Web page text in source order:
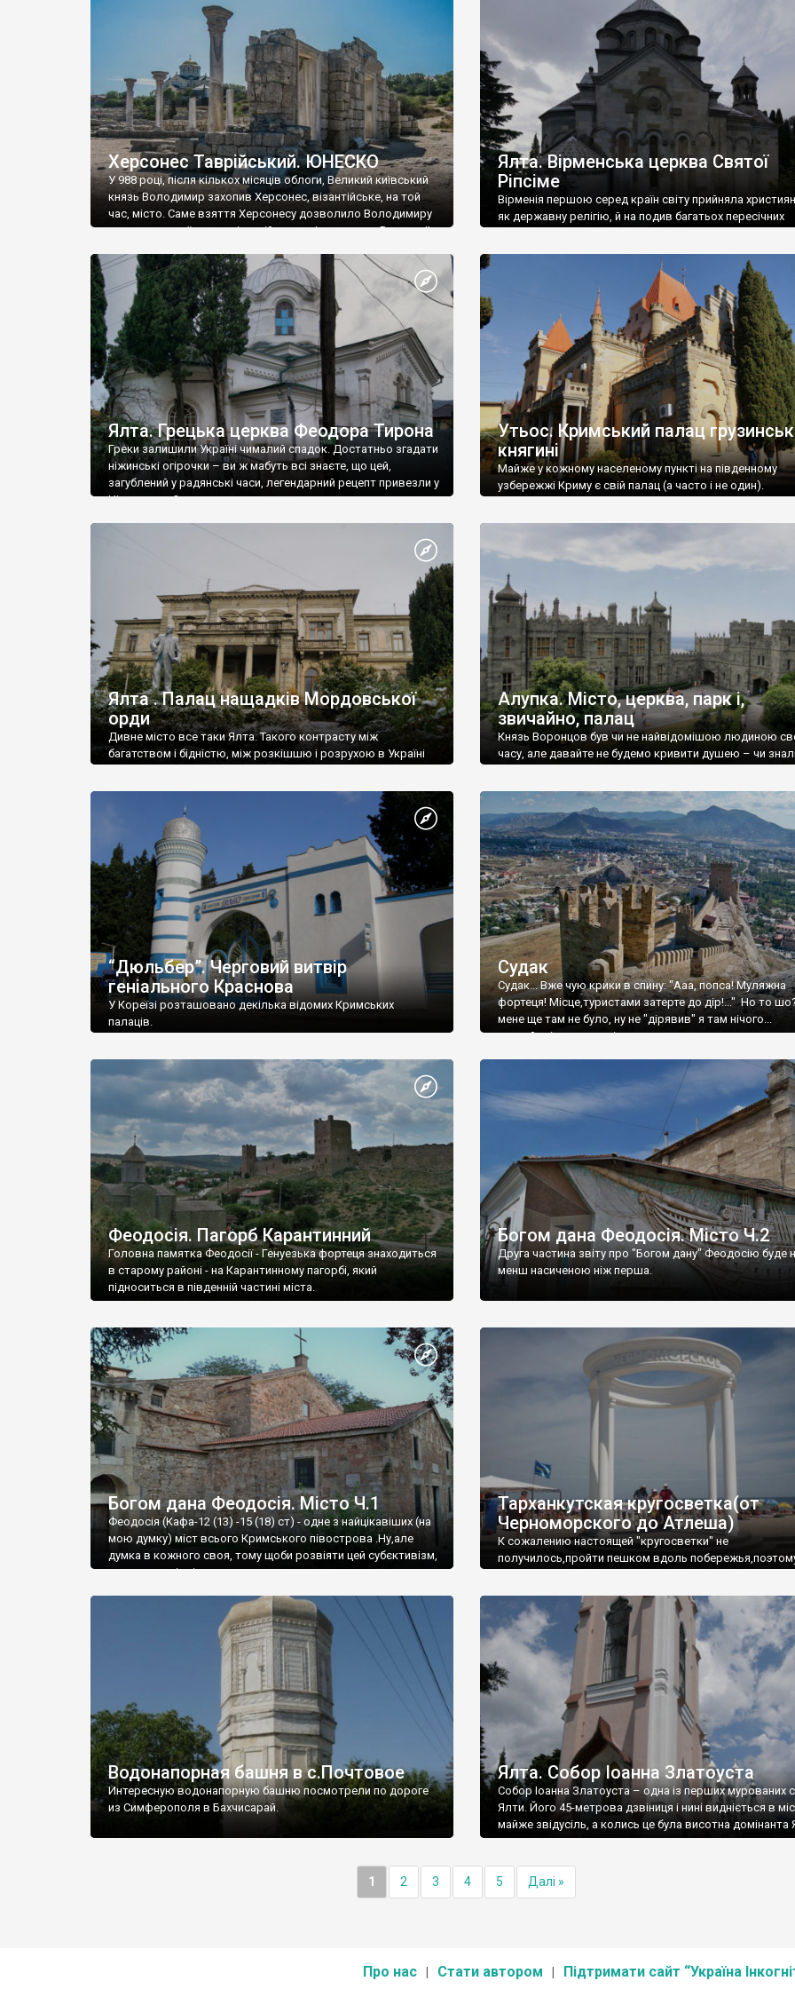
візантійської доби. Раритети викрадені з фондів об’єкту
культурної спадщини ЮНЕСКО «Херсонеса Таврійського».
Офіційно – на виставку «Золото Візантії», але експерти та
влада в Україні вважають це лише […]
називаються «повстяками» (postaki)…” “Вино. Крим
виробляє відмінне вино і його вдосталь: воно все
легке біле і дуже […]
Херсонес Таврійський. ЮНЕСКО
У 988 році, після кількох місяців облоги, Великий київський
князь Володимир захопив Херсонес, візантійське, на той
час, місто. Саме взяття Херсонесу дозволило Володимиру
диктувати свої умови візантійському імператору Василю ІІ,
Херсонесі Володимир-язичник, став Василем-
християнином. А потім було Хрещення Русі. На честь
Херсонесу Таврійського названо місто […]
Ялта. Вірменська церква Святої
Ріпсіме
Вірменія першою серед країн світу прийняла
як державну релігію, й на подив багатьох пересічних
Ялта. Грецька церква Феодора Тирона
Греки залишили Україні чималий спадок. Достатньо згадати
ніжинські огірочки – ви ж мабуть всі знаєте, що цей,
загублений у радянські часи, легендарний рецепт привезли у
Ніжин греки?
Утьос. Кримський палац
княгині
Майже у кожному населеному пункті на південному
узбережжі Криму є свій палац (а часто і не один).
Ялта . Палац нащадків Мордовської
орди
Дивне місто все таки Ялта. Такого контрасту між
багатством і бідністю, між розкішшю і розрухою в Україні
Алупка. Місто, церква, парк і,
звичайно, палац
Князь Воронцов був чи не найвідомішою людиною
часу, але давайте не будемо кривити душею – чи
“Дюльбер”. Черговий витвір
геніального Краснова
У Кореїзі розташовано декілька відомих Кримських
палаців.
Судак
Судак... Вже чую крики в спину: "Ааа, попса! Муляжна
фортеця! Місце,туристами затерте до дір!..." Но то
мене ще там не було, ну не "дірявив" я там нічого...
принаймні до цього літа.
Феодосія. Пагорб Карантинний
Головна памятка Феодосії - Генуезька фортеця знаходиться
в старому районі - на Карантинному пагорбі, який
підноситься в південній частині міста.
Богом дана Феодосія. Місто Ч.2
Друга частина звіту про "Богом дану" Феодосію буде
менш насиченою ніж перша.
Богом дана Феодосія. Місто Ч.1
Феодосія (Кафа-12 (13) -15 (18) ст) - одне з найцікавіших (на
мою думку) міст всього Кримського півострова .Ну,але
думка в кожного своя, тому щоби розвіяти цей субєктивізм,
запрошую відвідати це
Тарханкутская кругосветка(от
Черноморского до Атлеша)
К сожалению настоящей "кругосветки" не
получилось,пройти пешком вдоль
Водонапорная башня в с.Почтовое
Интересную водонапорную башню посмотрели по дороге
из Симферополя в Бахчисарай.
Ялта. Собор Іоанна Златоуста
Собор Іоанна Златоуста – одна із перших мурованих
Ялти. Його 45-метрова дзвіниця і нині видніється в
майже звідусіль, а колись це була висотна домінанта
1 2 3 4 5 Далі »
Про нас Стати автором Підтримати сайт “Україна